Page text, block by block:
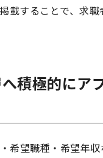
載することで、求
積極的にア
希望職種・希望年